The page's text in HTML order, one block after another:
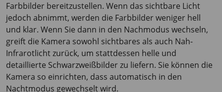
Farbbilder bereitzustellen. Wenn das sichtbare Licht
jedoch abnimmt, werden die Farbbilder weniger hell
und klar. Wenn Sie dann in den Nachmodus wechseln,
greift die Kamera sowohl sichtbares als auch Nah-
Infrarotlicht zurück, um stattdessen helle und
detaillierte Schwarzweißbilder zu liefern. Sie können die
Kamera so einrichten, dass automatisch in den
Nachtmodus gewechselt wird.